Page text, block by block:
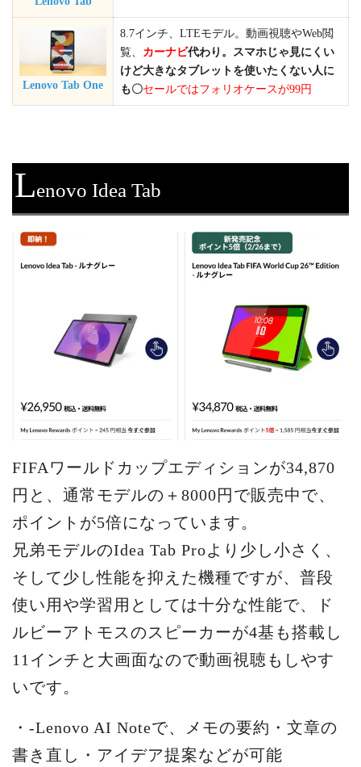
Lenovo Tab One
8.7インチ、LTEモデル。動画視聴やWeb閲
覧、 カーナビ代わり。スマホじゃ見にくい
けど大きなタブレットを使いたくない人に
も〇セールではフォリオケースが99円
Lenovo Idea Tab
FIFAワールドカップエディションが34,870
円と、通常モデルの＋8000円で販売中で、
ポイントが5倍になっています。
兄弟モデルのIdea Tab Proより少し小さく、
そして少し性能を抑えた機種ですが、普段
使い用や学習用としては十分な性能で、ド
ルビーアトモスのスピーカーが4基も搭載し
11インチと大画面なので動画視聴もしやす
いです。
・-Lenovo AI Noteで、メモの要約・文章の
書き直し・アイデア提案などが可能